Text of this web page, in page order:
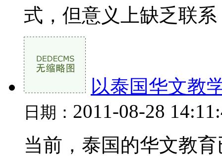
式，但意义上缺乏联
以泰国华文教
日期： 2011-08-28
当前，泰国的华文教